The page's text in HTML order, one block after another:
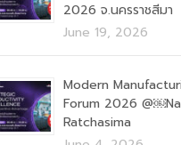
2026 จ.นครราชสีมา
June 19, 2026
Modern
Forum 2026
Ratchasima